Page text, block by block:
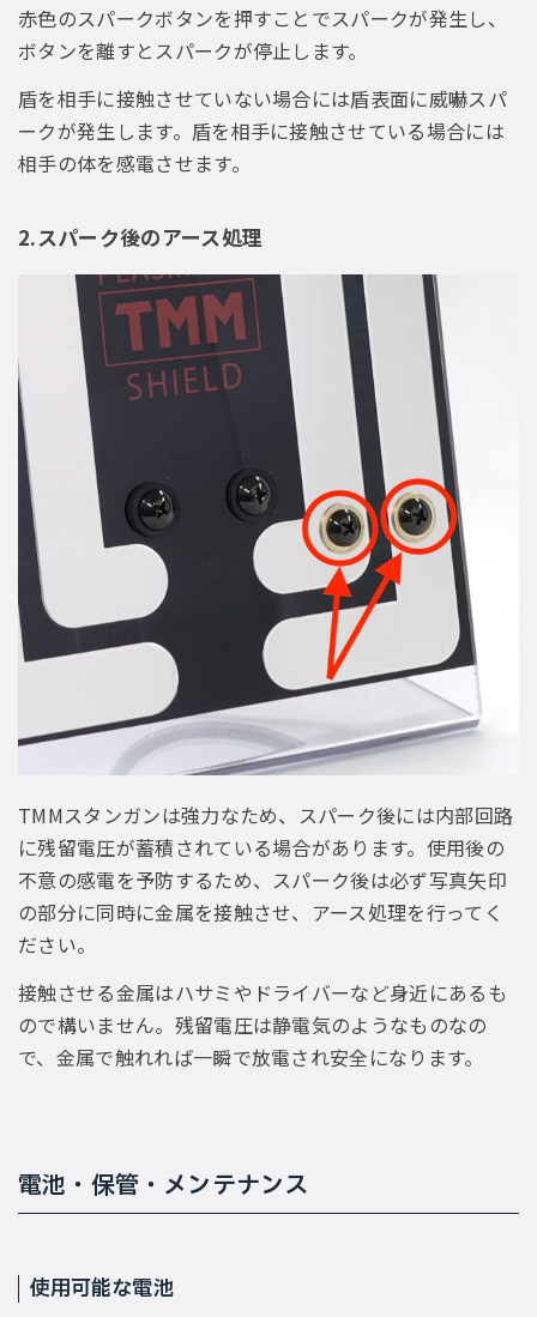
赤色のスパークボタンを押すことでスパークが発生し、
ボタンを離すとスパークが停止します。
盾を相手に接触させていない場合には盾表面に威嚇スパ
ークが発生します。盾を相手に接触させている場合には
相手の体を感電させます。
2.スパーク後のアース処理
TMMスタンガンは強力なため、スパーク後には内部回路
に残留電圧が蓄積されている場合があります。使用後の
不意の感電を予防するため、スパーク後は必ず写真矢印
の部分に同時に金属を接触させ、アース処理を行ってく
ださい。
接触させる金属はハサミやドライバーなど身近にあるも
ので構いません。残留電圧は静電気のようなものなの
で、金属で触れれば一瞬で放電され安全になります。
電池・保管・メンテナンス
使用可能な電池